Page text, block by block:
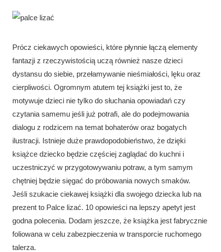
Prócz ciekawych opowieści, które płynnie łączą elementy
fantazji z rzeczywistością uczą również nasze dzieci
dystansu do siebie, przełamywanie nieśmiałości, lęku oraz
cierpliwości. Ogromnym atutem tej książki jest to, że
motywuje dzieci nie tylko do słuchania opowiadań czy
czytania samemu jeśli już potrafi, ale do podejmowania
dialogu z rodzicem na temat bohaterów oraz bogatych
ilustracji. Istnieje duże prawdopodobieństwo, że dzięki
książce dziecko będzie częściej zaglądać do kuchni i
uczestniczyć w przygotowywaniu potraw, a tym samym
chętniej będzie sięgać do próbowania nowych smaków.
Jeśli szukacie ciekawej książki dla swojego dziecka lub na
prezent to Palce lizać. 10 opowieści na lepszy apetyt jest
godna polecenia. Dodam jeszcze, że książka jest fabrycznie
foliowana w celu zabezpieczenia w transporcie ruchomego
talerza.